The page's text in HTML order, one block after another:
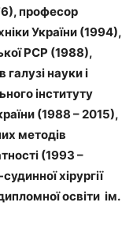
професор
України (1994),
РСР (1988),
науки і
інституту
(1988 – 2015),
методів
(1993 –
хірургії
освіти ім.